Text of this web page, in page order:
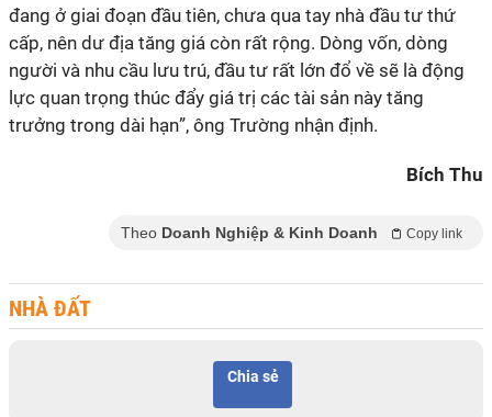
đang ở giai đoạn đầu tiên, chưa qua tay nhà đầu tư thứ
cấp, nên dư địa tăng giá còn rất rộng. Dòng vốn, dòng
người và nhu cầu lưu trú, đầu tư rất lớn đổ về sẽ là động
lực quan trọng thúc đẩy giá trị các tài sản này tăng
trưởng trong dài hạn”, ông Trường nhận định.
Bích Thu
Theo Doanh Nghiệp & Kinh Doanh Copy link
NHÀ ĐẤT
Chia sẻ